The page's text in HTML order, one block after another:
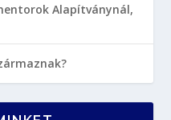
Alapítványnál,